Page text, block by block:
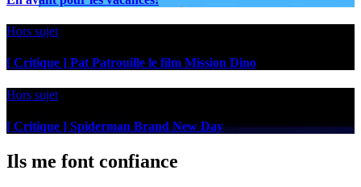
Hors sujet
[ Critique ] Pat Patrouille le film Mission Dino
Hors sujet
[ Critique ] Spiderman Brand New Day
Ils me font confiance